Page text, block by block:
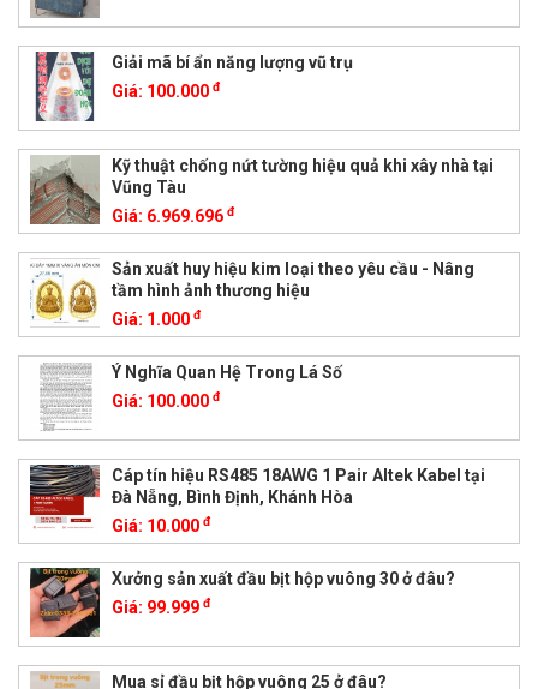
Giải mã bí ẩn năng lượng vũ trụ
Giá: 100.000 đ
Kỹ thuật chống nứt tường hiệu quả khi xây nhà tại
Vũng Tàu
Giá: 6.969.696 đ
Sản xuất huy hiệu kim loại theo yêu cầu - Nâng
tầm hình ảnh thương hiệu
Giá: 1.000 đ
Ý Nghĩa Quan Hệ Trong Lá Số
Giá: 100.000 đ
Cáp tín hiệu RS485 18AWG 1 Pair Altek Kabel tại
Đà Nẵng, Bình Định, Khánh Hòa
Giá: 10.000 đ
Xưởng sản xuất đầu bịt hộp vuông 30 ở đâu?
Giá: 99.999 đ
Mua sỉ đầu bịt hộp vuông 25 ở đâu?